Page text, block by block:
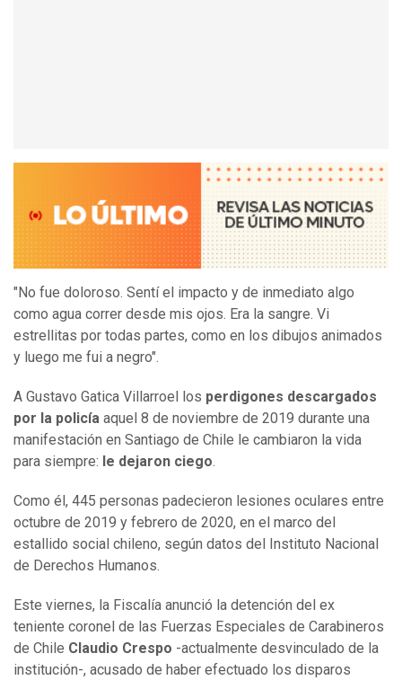
"No fue doloroso. Sentí el impacto y de inmediato algo
como agua correr desde mis ojos. Era la sangre. Vi
estrellitas por todas partes, como en los dibujos animados
y luego me fui a negro".
A Gustavo Gatica Villarroel los perdigones descargados
por la policía aquel 8 de noviembre de 2019 durante una
manifestación en Santiago de Chile le cambiaron la vida
para siempre: le dejaron ciego.
Como él, 445 personas padecieron lesiones oculares entre
octubre de 2019 y febrero de 2020, en el marco del
estallido social chileno, según datos del Instituto Nacional
de Derechos Humanos.
Este viernes, la Fiscalía anunció la detención del ex
teniente coronel de las Fuerzas Especiales de Carabineros
de Chile Claudio Crespo -actualmente desvinculado de la
institución-, acusado de haber efectuado los disparos